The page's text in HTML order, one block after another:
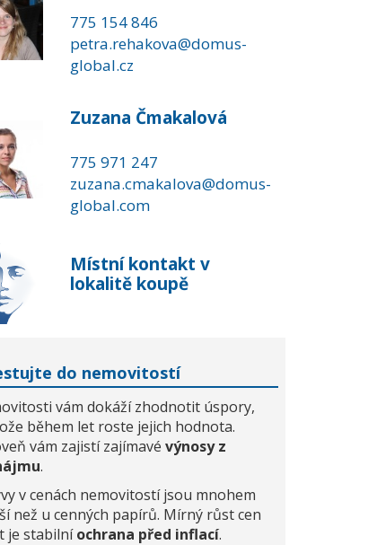
775 154 846
petra.rehakova@domus-
global.cz
Zuzana Čmakalová
775 971 247
zuzana.cmakalova@domus-
global.com
Místní kontakt v
lokalitě koupě
do nemovitostí
vám dokáží zhodnotit úspory,
během let roste jejich hodnota.
vám zajistí zajímavé výnosy z
.
v cenách nemovitostí jsou mnohem
než u cenných papírů. Mírný růst cen
je stabilníochrana před inflací.